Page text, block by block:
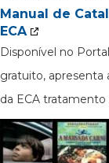
Manual de
ECA
Disponível no
gratuito, apresenta
da ECA